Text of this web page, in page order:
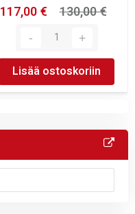
117,00 €
130,00 €
Lisää ostoskoriin